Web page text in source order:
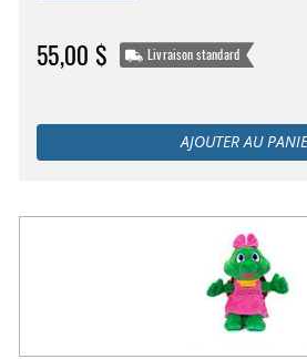
55,00 $ Livraison standard
AJOUTER AU